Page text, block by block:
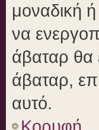
μοναδική
να
άβαταρ θα
άβαταρ,
αυτό.